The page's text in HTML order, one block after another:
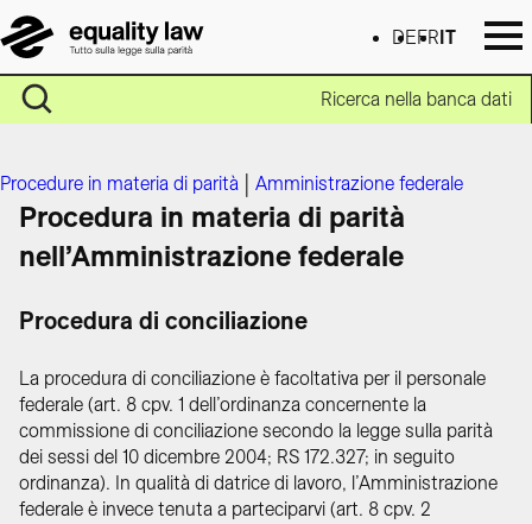
DEFR IT
Ricerca nella banca dati
Procedure in materia di parità Amministrazione federale
Procedura in materia di parità
nell’Amministrazione federale
Procedura di conciliazione
La procedura di conciliazione è facoltativa per il personale
federale (art. 8 cpv. 1 dell’ordinanza concernente la
commissione di conciliazione secondo la legge sulla parità
dei sessi del 10 dicembre 2004; RS 172.327; in seguito
ordinanza). In qualità di datrice di lavoro, l’Amministrazione
federale è invece tenuta a parteciparvi (art. 8 cpv. 2